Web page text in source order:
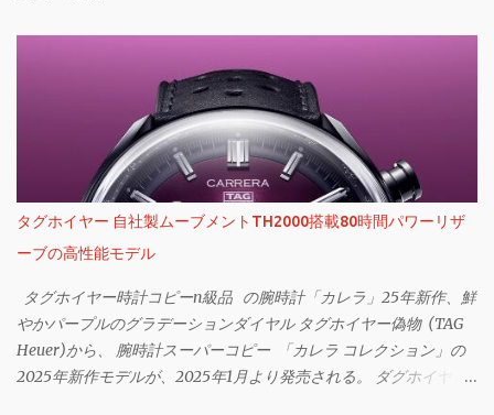
タグホイヤー 自社製ムーブメントTH2000搭載80時間パワーリザ
ーブの高性能モデル
タグホイヤー時計コピーn級品 の腕時計「カレラ」25年新作、鮮
やかパープルのグラデーションダイヤル タグホイヤー偽物 (TAG
Heuer)から、 腕時計スーパーコピー 「カレラ コレクション」の
2025年新作モデルが、2025年1月より発売される。 ダグホイヤー